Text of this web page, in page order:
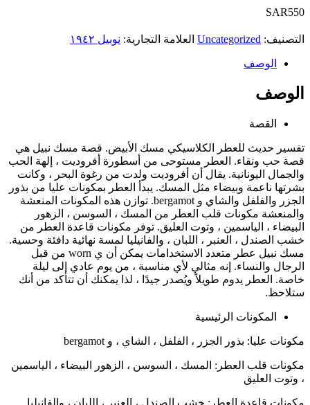
SAR550
التصنيف: Uncategorized العلامة التجارية: نوبيل ١٩٤٢
الوصف
الوصف
القصة
تفسير حديث للعطر الكلاسيكي مسك الأبيض. قصة مسك نبيل هي
قصة حب ونقاء. العطر مستوحى من أسطورة أفروديت ، إلهة الحب
والجمال اليونانية. يقال أن أفروديت ولدت من رغوة البحر ، وكانت
بشرتها ناعمة وبيضاء مثل المسك. يبدأ العطر بمكونات عليا من بذور
الجزر والفلفل والشاي و bergamot. توازن هذه المكونات المنعشة
والمنعشة مكونات قلب العطر من المسك ، السوسن ، الزهور
البيضاء ، الياسمين ، وتوت العليق. توفر مكونات قاعدة العطر من
خشب الصندل ، العنبر ، اللبان ، والفانيليا لمسة نهائية دافئة وحسية.
مسك نبيل عطر متعدد الاستخدامات يمكن أن ي worn من قبل
الرجال والنساء. إنه مثالي لأي مناسبة ، من يوم عادي إلى ليلة
خاصة. العطر يدوم طويلاً ويُصدر جيدًا ، لذا يمكنك أن تتأكد من أنك
ستلاحظ.
المكونات الرئيسية
مكونات عليا: بذور الجزر ، الفلفل ، الشاي ، و bergamot
مكونات قلب العطر: المسك ، السوسن ، الزهور البيضاء ، الياسمين
، وتوت العليق
مكونات قاعدة العطر: خشب الصندل ، العنبر ، اللبان ، والفانيليا